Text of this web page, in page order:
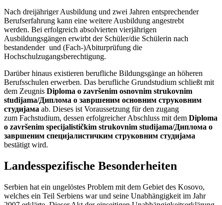
Nach dreijähriger Ausbildung und zwei Jahren entsprechender
Berufserfahrung kann eine weitere Ausbildung angestrebt
werden. Bei erfolgreich absolvierten vierjährigen
Ausbildungsgängen erwirbt der Schüler/die Schülerin nach
bestandender und (Fach-)Abiturprüfung die
Hochschulzugangsberechtigung.
Darüber hinaus existieren berufliche Bildungsgänge an höheren
Berufsschulen erwerben. Das berufliche Grundstudium schließt mit
dem Zeugnis Diploma o završenim osnovnim strukovnim
studijama/Диплома о завршеним основним струковним
студијама ab. Dieses ist Voraussetzung für den zugang
zum Fachstudium, dessen erfolgreicher Abschluss mit dem Diploma
o završenim specijalističkim strukovnim studijama/Диплома о
завршеним специјалистичким струковним студијама
bestätigt wird.
Landesspezifische Besonderheiten
Serbien hat ein ungelöstes Problem mit dem Gebiet des Kosovo,
welches ein Teil Serbiens war und seine Unabhängigkeit im Jahr